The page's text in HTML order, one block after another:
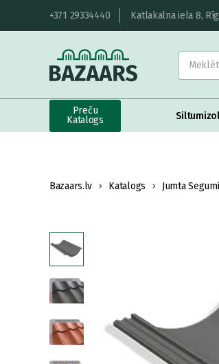
+371 29334440 Katlakalna iela 8,
Preču
Katalogs
Bazaars.lv Katalogs Jumta Segumi